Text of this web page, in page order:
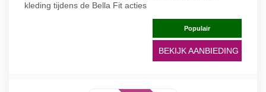
kleding tijdens de Bella Fit acties
Populair
BEKIJK AANBIEDING